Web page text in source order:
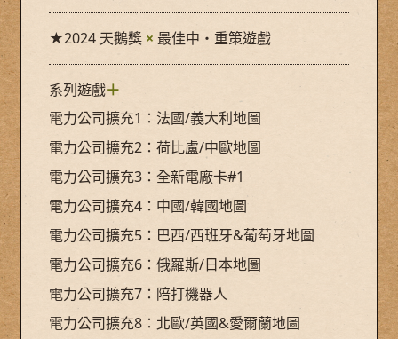
★2024 天鵝獎 × 最佳中・重策遊戲
系列遊戲＋
電力公司擴充1：法國/義大利地圖
電力公司擴充2：荷比盧/中歐地圖
電力公司擴充3：全新電廠卡#1
電力公司擴充4：中國/韓國地圖
電力公司擴充5：巴西/西班牙&葡萄牙地圖
電力公司擴充6：俄羅斯/日本地圖
電力公司擴充7：陪打機器人
電力公司擴充8：北歐/英國&愛爾蘭地圖